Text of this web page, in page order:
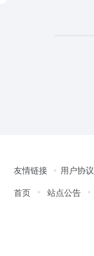
友情链接 用户协议
首页
站点公告